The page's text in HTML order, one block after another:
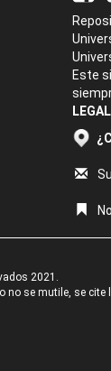
Este
2021.
se mutile, se